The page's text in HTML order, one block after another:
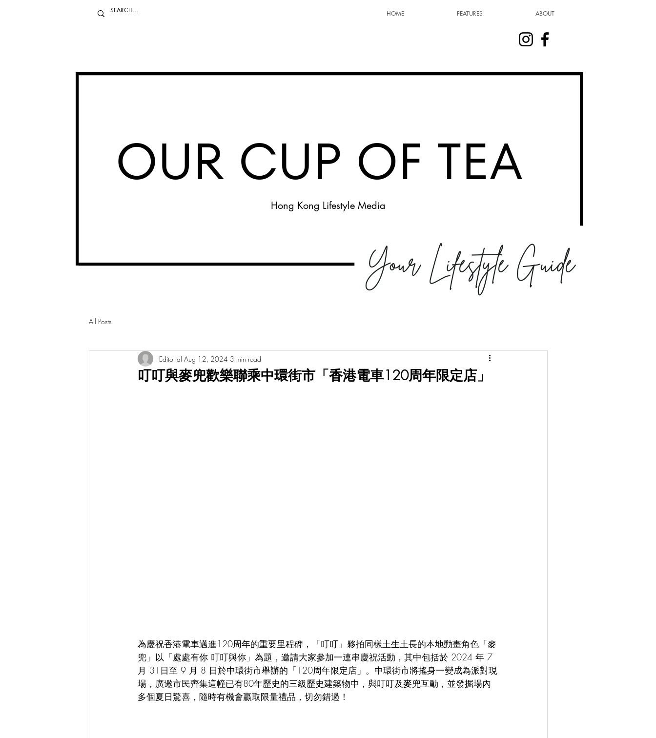
HOME FEATURES ABOUT
Hong Kong Lifestyle Media
All Posts
叮叮與麥兜歡樂聯乘中環街市「香港電車120周年限定店」
Editorial Aug 12, 2024 3 min read
為慶祝香港電車邁進120周年的重要里程碑，「叮叮」夥拍同樣土生土長的本地動畫角色「麥
兜」以「處處有你 叮叮與你」為題，邀請大家參加一連串慶祝活動，其中包括於 2024 年 7
月 31日至 9 月 8 日於中環街市舉辦的「120周年限定店」。中環街市將搖身一變成為派對現
場，廣邀市民齊集這幢已有80年歷史的三級歷史建築物中，與叮叮及麥兜互動，並發掘場內
多個夏日驚喜，隨時有機會贏取限量禮品，切勿錯過！